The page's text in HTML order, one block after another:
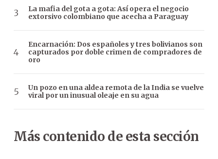
La mafia del gota a gota: Así opera el negocio
extorsivo colombiano que acecha a Paraguay
Encarnación: Dos españoles y tres bolivianos son
capturados por doble crimen de compradores de
oro
Un pozo en una aldea remota de la India se vuelve
viral por un inusual oleaje en su agua
Más contenido de esta sección